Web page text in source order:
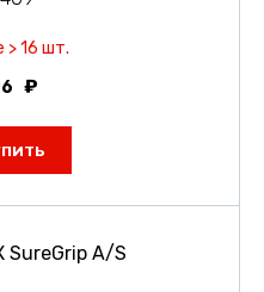
> 16 шт.
SureGrip A/S